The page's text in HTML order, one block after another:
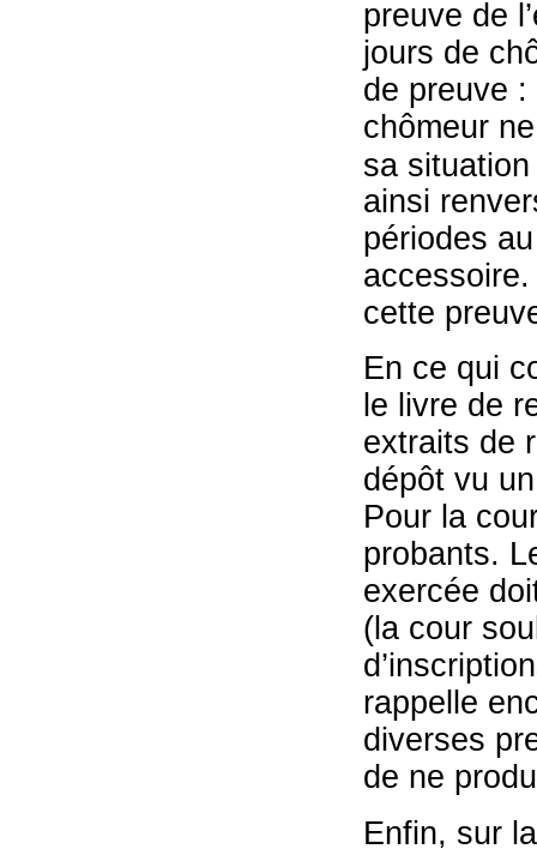
preuve de
jours de
de preuve :
chômeur
sa situation
ainsi
périodes
accessoire.
cette
En ce qui
le livre de
extraits de
dépôt vu
Pour la
probants.
exercée
(la cour
rappelle
diverses
de ne
Enfin, sur